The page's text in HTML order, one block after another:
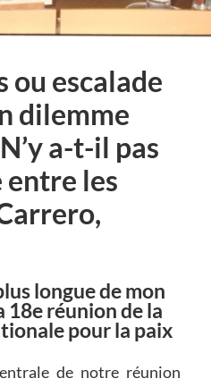
ou escalade
dilemme
a-t-il pas
entre les
longue de mon
réunion de la
pour la paix
de notre réunion